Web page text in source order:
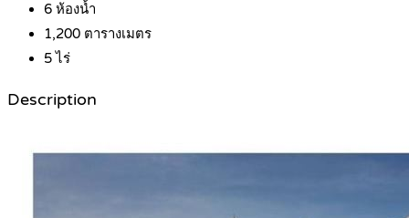
6 ห้องน้ำ
1,200 ตารางเมตร
5ไร่
Description